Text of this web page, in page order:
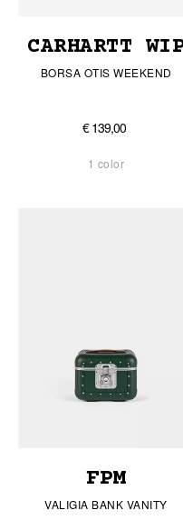
CARHARTT
BORSA OTIS WEEKEND
€ 139,00
1 color
FPM
VALIGIA BANK VANITY